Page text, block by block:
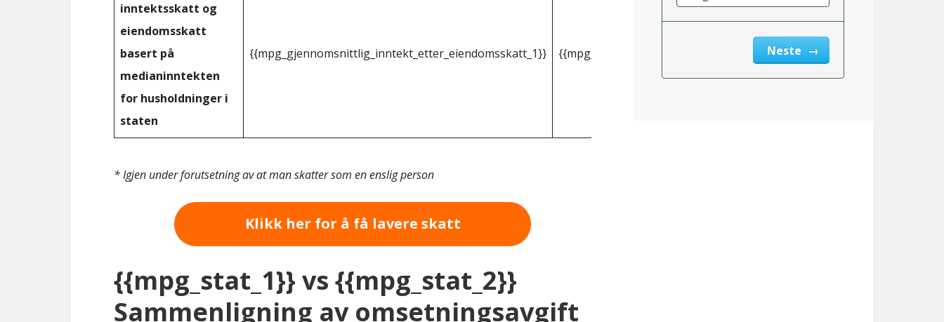
inntektsskatt og
eiendomsskatt
basert på
medianinntekten
for husholdninger i
staten
{{mpg_gjennomsnittlig_inntekt_etter_eiendomsskatt_1}} {{mpg_gjennomsnittlig_inntekt_etter_eiendomsskatt_2}}
* Igjen under forutsetning av at man skatter som en enslig person
Klikk her for å få lavere skatt
{{mpg_stat_1}} vs {{mpg_stat_2}}
Sammenligning av omsetningsavgift
Neste